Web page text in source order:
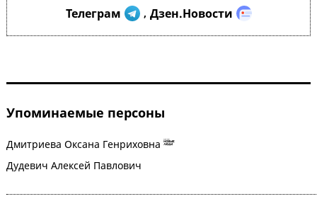
Телеграм , Дзен.Новости
Упоминаемые персоны
Дмитриева Оксана Генриховна
Дудевич Алексей Павлович